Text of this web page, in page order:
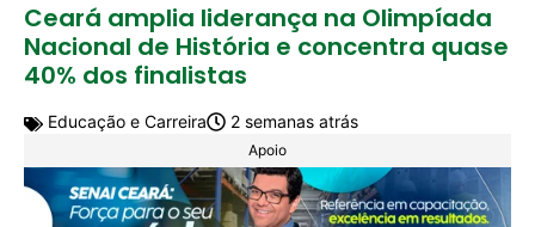
Ceará amplia liderança na Olimpíada
Nacional de História e concentra quase
40% dos finalistas
Educação e Carreira 2 semanas atrás
Apoio